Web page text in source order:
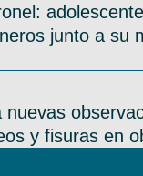
junto a su
nuevas
y fisuras en